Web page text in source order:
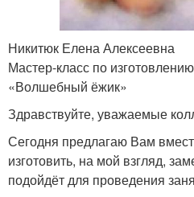
Никитюк Елена Алексеевна
Мастер-класс по
«Волшебный ёжик»
Здравствуйте, уважаемые
Сегодня предлагаю Вам
изготовить, на мой взгляд,
подойдёт для проведения